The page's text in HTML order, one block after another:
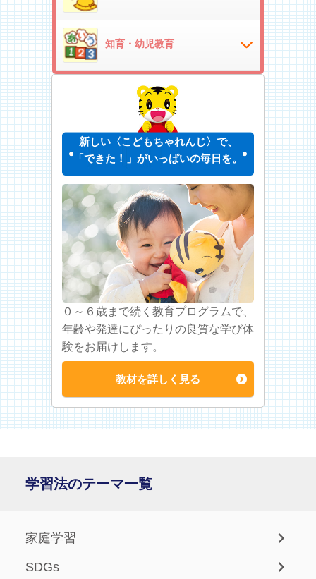
知育・幼児教育
新しい〈こどもちゃれんじ〉で、
「できた！」がいっぱいの毎日を。
０～６歳まで続く教育プログラムで、
年齢や発達にぴったりの良質な学び体
験をお届けします。
教材を詳しく見る
学習法のテーマ一覧
家庭学習
SDGs